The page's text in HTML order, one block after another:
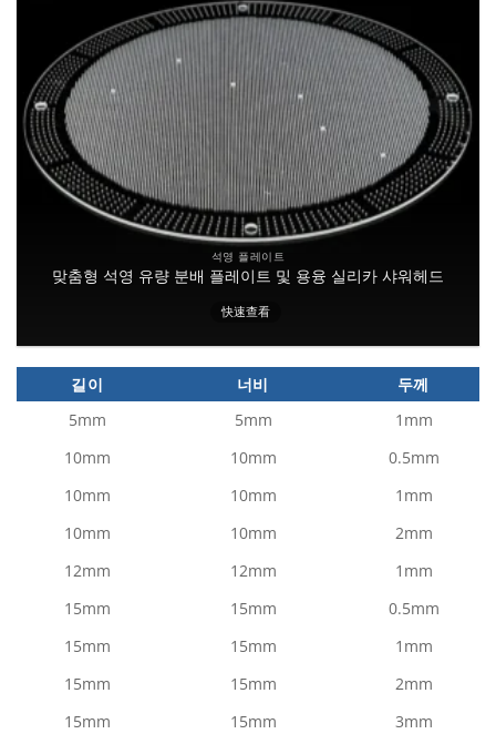
석영 플레이트
맞춤형 석영 유량 분배 플레이트 및 용융 실리카 샤워헤드
快速查看
길이 너비
두께
5mm
5mm
1mm
10mm
10mm
0.5mm
10mm
10mm
1mm
10mm
10mm
2mm
12mm
12mm
1mm
15mm
15mm
0.5mm
15mm
15mm
1mm
15mm
15mm
2mm
15mm
15mm 3mm